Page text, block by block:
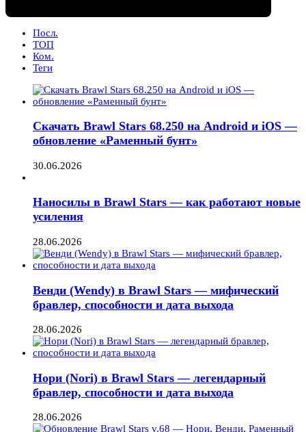
Посл.
ТОП
Ком.
Теги
Скачать Brawl Stars 68.250 на Android и iOS —
обновление «Раменный бунт»
30.06.2026
Наносилы в Brawl Stars — как работают новые
усиления
28.06.2026
Венди (Wendy) в Brawl Stars — мифический
бравлер, способности и дата выхода
28.06.2026
Нори (Nori) в Brawl Stars — легендарный
бравлер, способности и дата выхода
28.06.2026